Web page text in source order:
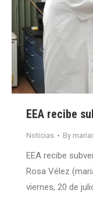
EEA recibe
Noticias By
EEA recibe
Rosa Vélez
viernes, 20 de